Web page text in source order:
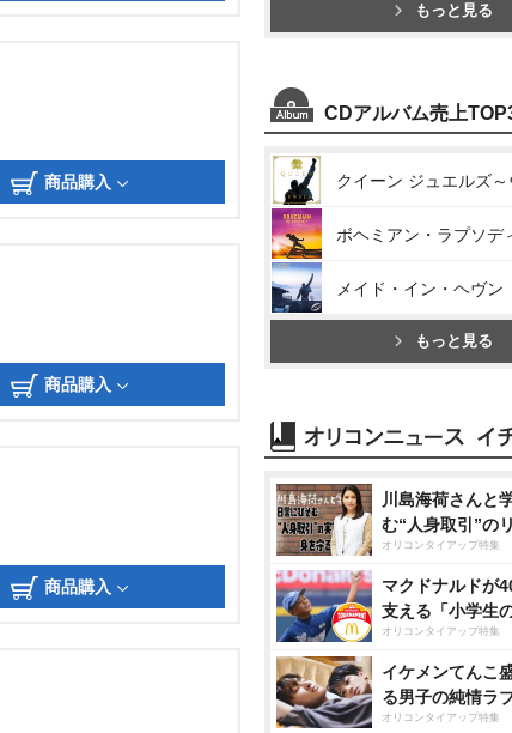
商品購入
商品購入
商品購入
もっと見る
CDアルバム売上
メイド・イン・ヘヴン
もっと見る
川島海荷さんと
む“人身取引”の
オリコンタイアップ特集
マクドナルドが
支える「小学生
オリコンタイアップ特集
イケメンてんこ
る男子の純情ラ
オリコンタイアップ特集